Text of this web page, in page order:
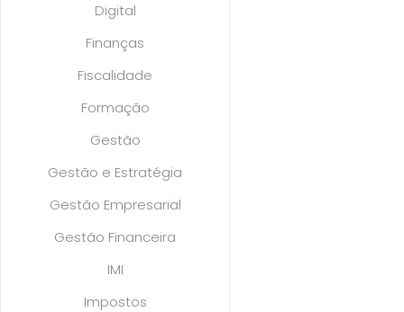
Digital
Finanças
Fiscalidade
Formação
Gestão
Gestão e Estratégia
Gestão Empresarial
Gestão Financeira
IMI
Impostos